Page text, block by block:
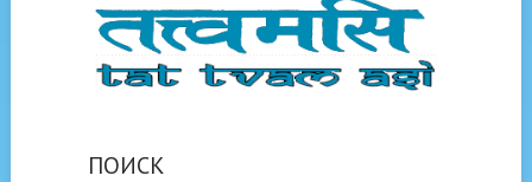
ПОИСК